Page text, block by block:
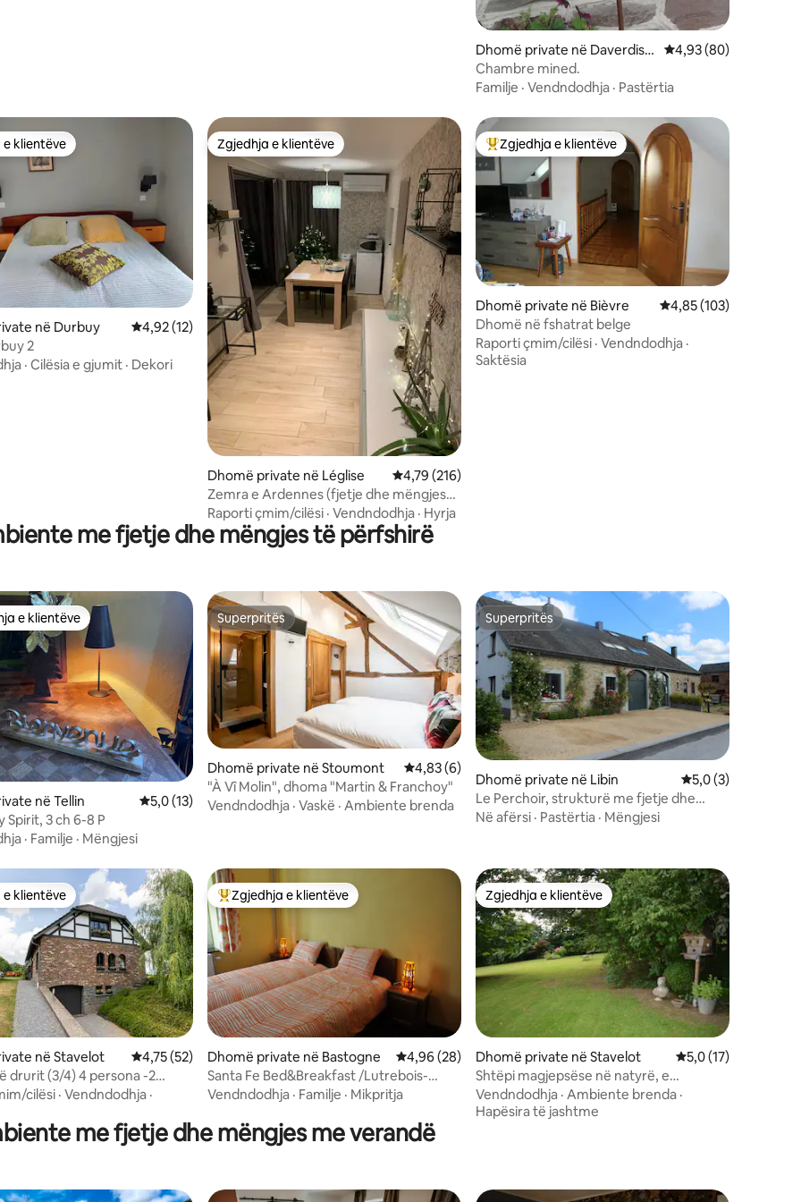
Dhomë private në Daverdiss
e
Vlerësimi mesatar
4,93 (80)
Chambre mined.
Familje · Vendndodhja · Pastërtia
5, 18 vlerësime
klientëve
klientëve
në Durbuy Vlerësimi mesatar 4,92 nga 5, 12 vlerësime
4,92 (12)
2
· Cilësia e gjumit · Dekori
Zgjedhja e klientëve
Zgjedhja e klientëve
Dhomë private në Léglise Vlerësimi mesatar 4,79 nga 5, 216 vlerësime
4,79 (216)
Zemra e Ardennes (fjetje dhe mëngjes
privat)
Raporti çmim/cilësi · Vendndodhja · Hyrja
Më të mirat e zgjedhjeve të klientëve
Zgjedhja e klientëve
Dhomë private në Bièvre Vlerësimi mesatar
4,85 (103)
Dhomë në fshatrat belge
Raporti çmim/cilësi · Vendndodhja ·
Saktësia
me fjetje dhe mëngjes të përfshirë
5, 35 vlerësime
e zgjedhjeve të klientëve
e klientëve
në Tellin Vlerësimi mesatar 5,0 nga 5, 13 vlerësime
5,0 (13)
Spirit, 3 ch 6-8 P
· Familje · Mëngjesi
Superpritës
Superpritës
Dhomë private në Stoumont Vlerësimi mesatar 4,83 nga 5, 6 vlerësime
4,83 (6)
"À Vî Molin", dhoma "Martin & Franchoy"
Vendndodhja · Vaskë · Ambiente brenda
Superpritës
Superpritës
Dhomë private në Libin Vlerësimi mesatar
5,0 (3)
Le Perchoir, strukturë me fjetje dhe
mëngjes
Në afërsi · Pastërtia · Mëngjesi
5, 15 vlerësime
klientëve
klientëve
në Stavelot Vlerësimi mesatar 4,75 nga 5, 52 vlerësime
4,75 (52)
(3/4) 4 persona -2
cilësi · Vendndodhja ·
Më të mirat e zgjedhjeve të klientëve
Zgjedhja e klientëve
Dhomë private në Bastogne Vlerësimi mesatar 4,96 nga 5, 28 vlerësime
4,96 (28)
Santa Fe Bed&Breakfast /Lutrebois-
BASTOGNE~family
Vendndodhja · Familje · Mikpritja
Zgjedhja e klientëve
Zgjedhja e klientëve
Dhomë private në Stavelot Vlerësimi mesatar
5,0 (17)
Shtëpi magjepsëse në natyrë, e
garantuar në qetësi.
Vendndodhja · Ambiente brenda ·
Hapësira të jashtme
me fjetje dhe mëngjes me verandë